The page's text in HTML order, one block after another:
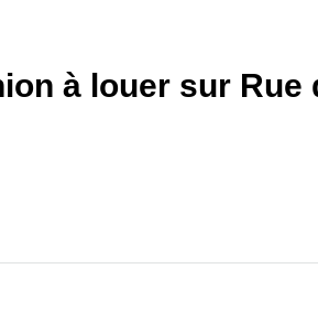
à louer sur Rue